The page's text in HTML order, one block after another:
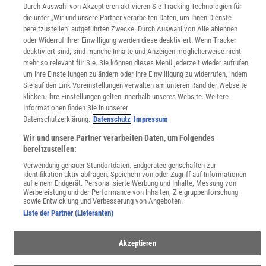
Zugänglichkeitserklärung
WEBSEITEN
KielSCN
Wissenschaft in die Schulen
SciLogs
Uns finden Sie auch hier:
Durch Auswahl von Akzeptieren aktivieren Sie Tracking-Technologien für
die unter „Wir und unsere Partner verarbeiten Daten, um Ihnen Dienste
bereitzustellen“ aufgeführten Zwecke. Durch Auswahl von Alle ablehnen
oder Widerruf Ihrer Einwilligung werden diese deaktiviert. Wenn Tracker
deaktiviert sind, sind manche Inhalte und Anzeigen möglicherweise nicht
mehr so relevant für Sie. Sie können dieses Menü jederzeit wieder aufrufen,
um Ihre Einstellungen zu ändern oder Ihre Einwilligung zu widerrufen, indem
Sie auf den Link Voreinstellungen verwalten am unteren Rand der Webseite
klicken. Ihre Einstellungen gelten innerhalb unseres Website. Weitere
Informationen finden Sie in unserer
Datenschutzerklärung. Datenschutz Impressum
Wir und unsere Partner verarbeiten Daten, um Folgendes
bereitzustellen:
Verwendung genauer Standortdaten. Endgeräteeigenschaften zur
Identifikation aktiv abfragen. Speichern von oder Zugriff auf Informationen
auf einem Endgerät. Personalisierte Werbung und Inhalte, Messung von
Werbeleistung und der Performance von Inhalten, Zielgruppenforschung
sowie Entwicklung und Verbesserung von Angeboten.
Liste der Partner (Lieferanten)
Akzeptieren